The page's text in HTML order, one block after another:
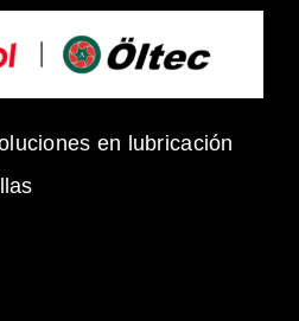
en lubricación